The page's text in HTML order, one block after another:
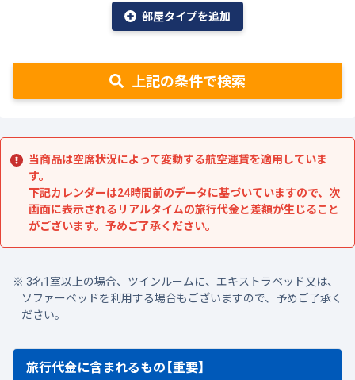
部屋タイプを追加
上記の条件で検索
当商品は空席状況によって変動する航空運賃を適用していま
す。
下記カレンダーは24時間前のデータに基づいていますので、次
画面に表示されるリアルタイムの旅行代金と差額が生じること
がございます。予めご了承ください。
3名1室以上の場合、ツインルームに、エキストラベッド又は、
ソファーベッドを利用する場合もございますので、予めご了承く
ださい。
旅行代金に含まれるもの【重要】